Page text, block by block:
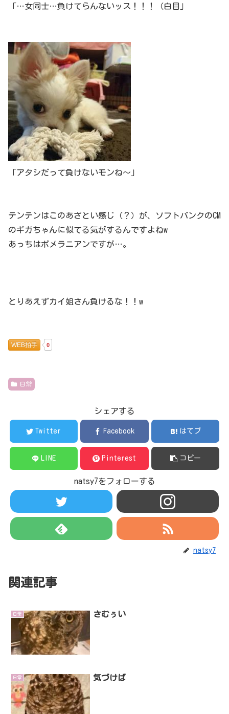
「…女同士…負けてらんないッス！！！（白目」
「アタシだって負けないモンね～」
テンテンはこのあざとい感じ（？）が、ソフトバンクのCM
のギガちゃんに似てる気がするんですよねw
あっちはポメラニアンですが…。
とりあえずカイ姐さん負けるな！！w
WEB拍手 0
日常
シェアする
Twitter Facebook はてブ
LINE Pinterest コピー
natsy7をフォローする
natsy7
関連記事
日常 さむぅい
日常 気づけば